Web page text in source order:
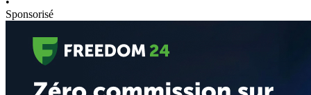
Sponsorisé